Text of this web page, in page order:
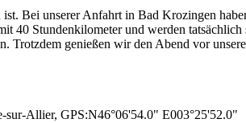
Bei unserer Anfahrt in Bad Krozingen
40 Stundenkilometer und werden
Trotzdem genießen wir den Abend vor
Allier, GPS:N46°06'54.0" E003°25'52.0"